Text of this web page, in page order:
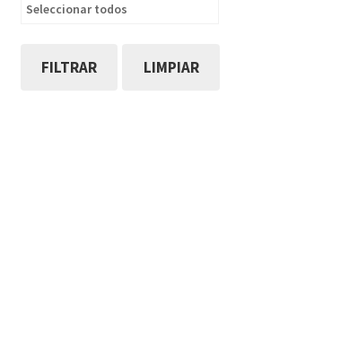
Seleccionar todos
FILTRAR LIMPIAR